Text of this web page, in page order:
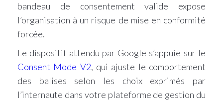
bandeau de consentement valide expose
l’organisation à un risque de mise en conformité
forcée.
Le dispositif attendu par Google s’appuie sur le
Consent Mode V2, qui ajuste le comportement
des balises selon les choix exprimés par
l’internaute dans votre plateforme de gestion du